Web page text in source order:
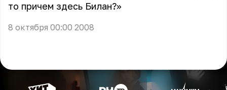
то причем здесь Билан?»
8 октября 00:00 2008